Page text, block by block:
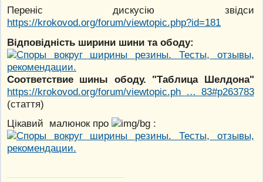
Переніс дискусію звідси
https://krokovod.org/forum/viewtopic.php?id=181
Відповідність ширини шини та ободу:
Соответствие шины ободу. "Таблица Шелдона"
https://krokovod.org/forum/viewtopic.ph … 83#p263783
(стаття)
Цікавий малюнок про
: